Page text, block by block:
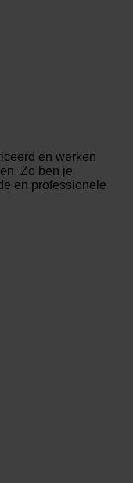
en werken
Zo ben je
en professionele